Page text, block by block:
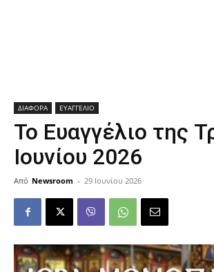
ΔΙΑΦΟΡΑ ΕΥΑΓΓΕΛΙΟ
Το Ευαγγέλιο της
Ιουνίου 2026
Από Newsroom - 29 Ιουνίου 2026